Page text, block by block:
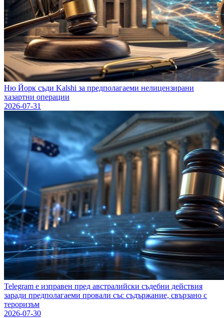
Ню Йорк съди Kalshi за предполагаеми нелицензирани
хазартни операции
2026-07-31
Telegram е изправен пред австралийски съдебни действия
заради предполагаеми провали със съдържание, свързано с
тероризъм
2026-07-30